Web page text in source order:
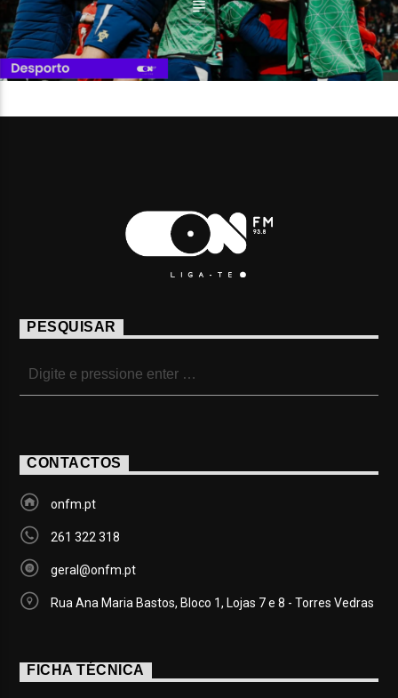
PESQUISAR
CONTACTOS
onfm.pt
261 322 318
geral@onfm.pt
Rua Ana Maria Bastos, Bloco 1, Lojas 7 e 8 - Torres Vedras
FICHA TÉCNICA